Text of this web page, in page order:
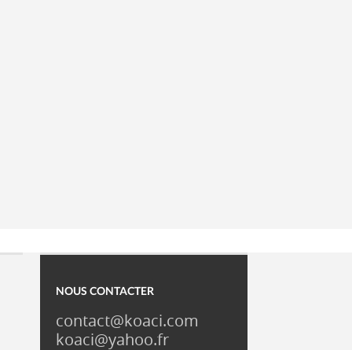
NOUS CONTACTER
contact@koaci.com
koaci@yahoo.fr